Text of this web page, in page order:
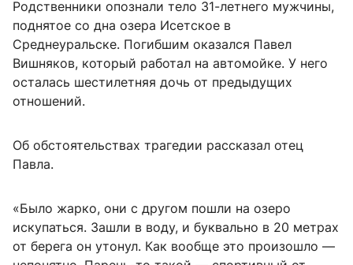
Родственники опознали тело 31-летнего мужчины,
поднятое со дна озера Исетское в
Среднеуральске. Погибшим оказался Павел
Вишняков, который работал на автомойке. У него
осталась шестилетняя дочь от предыдущих
отношений.
Об обстоятельствах трагедии рассказал отец
Павла.
«Было жарко, они с другом пошли на озеро
искупаться. Зашли в воду, и буквально в 20 метрах
от берега он утонул. Как вообще это произошло —